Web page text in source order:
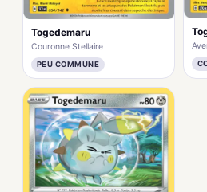
Togedemaru
Couronne Stellaire
PEU COMMUNE